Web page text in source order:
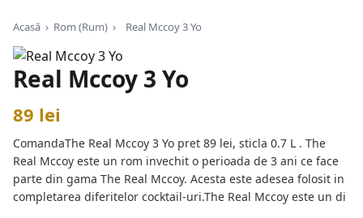
Acasă › Rom (Rum) › Real Mccoy 3 Yo
Real Mccoy 3 Yo
89 lei
ComandaThe Real Mccoy 3 Yo pret 89 lei, sticla 0.7 L . The
Real Mccoy este un rom invechit o perioada de 3 ani ce face
parte din gama The Real Mccoy. Acesta este adesea folosit in
completarea diferitelor cocktail-uri.The Real Mccoy este un di